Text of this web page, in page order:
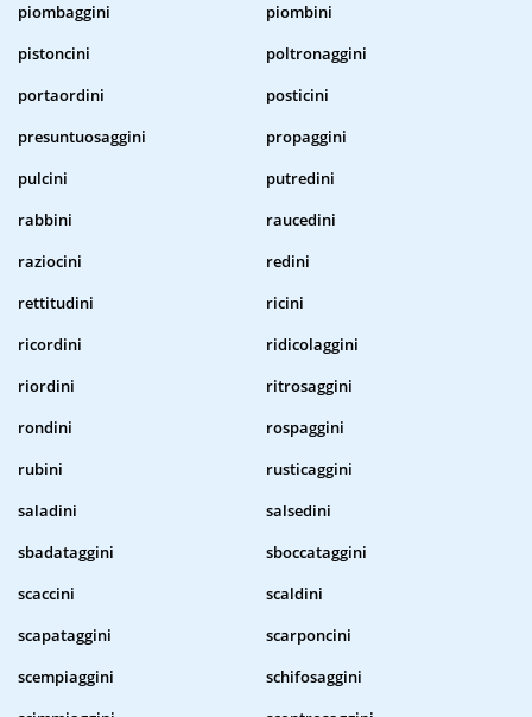
piombaggini
piombini
pistoncini
poltronaggini
portaordini
posticini
presuntuosaggini
propaggini
pulcini
putredini
rabbini
raucedini
raziocini
redini
rettitudini
ricini
ricordini
ridicolaggini
riordini
ritrosaggini
rondini
rospaggini
rubini
rusticaggini
saladini
salsedini
sbadataggini
sboccataggini
scaccini
scaldini
scapataggini
scarponcini
scempiaggini
schifosaggini